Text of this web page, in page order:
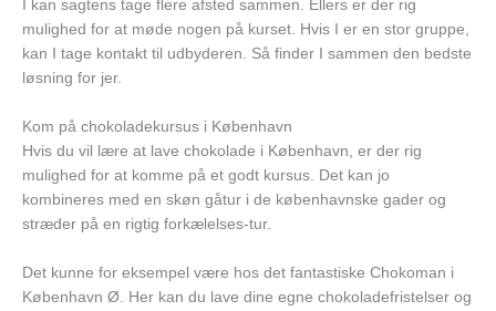
I kan sagtens tage flere afsted sammen. Ellers er der rig
mulighed for at møde nogen på kurset. Hvis I er en stor gruppe,
kan I tage kontakt til udbyderen. Så finder I sammen den bedste
løsning for jer.
Kom på chokoladekursus i København
Hvis du vil lære at lave chokolade i København, er der rig
mulighed for at komme på et godt kursus. Det kan jo
kombineres med en skøn gåtur i de københavnske gader og
stræder på en rigtig forkælelses-tur.
Det kunne for eksempel være hos det fantastiske Chokoman i
København Ø. Her kan du lave dine egne chokoladefristelser og